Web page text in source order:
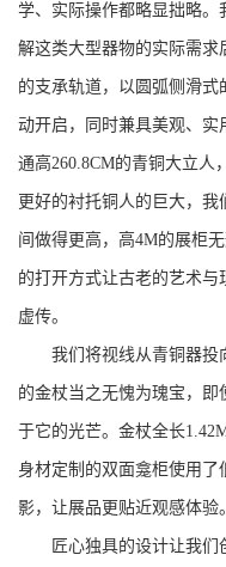
学、实际操作都略显拙略
解这类大型器物的实际需求
的支承轨道，以圆弧侧滑
动开启，同时兼具美观、实
通高260.8CM的青铜大立人
更好的衬托铜人的巨大，
间做得更高，高4M的展柜
的打开方式让古老的艺术与
虚传。
我们将视线从青铜器投
的金杖当之无愧为瑰宝，
于它的光芒。金杖全长
身材定制的双面龛柜使用
影，让展品更贴近观感体验。
匠心独具的设计让我